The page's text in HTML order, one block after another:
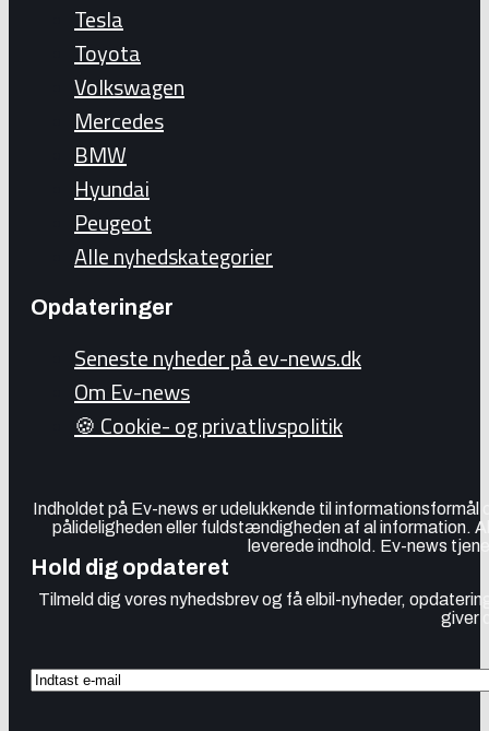
Tesla
Toyota
Volkswagen
Mercedes
BMW
Hyundai
Peugeot
Alle nyhedskategorier
Opdateringer
Seneste nyheder på ev-news.dk
Om Ev-news
🍪 Cookie- og privatlivspolitik
Indholdet på Ev-news er udelukkende til
pålideligheden eller fuldstændigheden af al information.
leverede indhold. Ev-news
Hold dig opdateret
Tilmeld dig vores nyhedsbrev og få elbil-nyheder,
giver